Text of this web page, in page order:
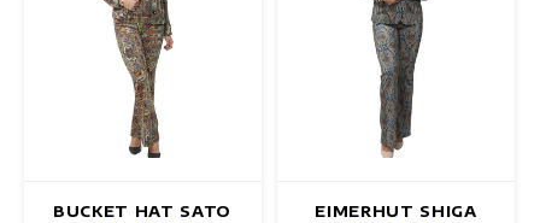
BUCKET HAT SATO EIMERHUT SHIGA